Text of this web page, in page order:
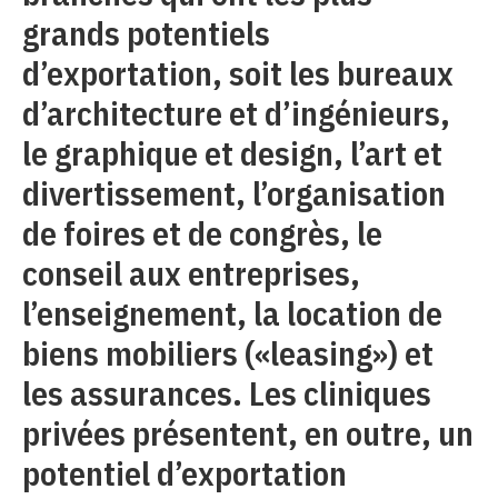
grands potentiels
d’exportation, soit les bureaux
d’architecture et d’ingénieurs,
le graphique et design, l’art et
divertissement, l’organisation
de foires et de congrès, le
conseil aux entreprises,
l’enseignement, la location de
biens mobiliers («leasing») et
les assurances. Les cliniques
privées présentent, en outre, un
potentiel d’exportation